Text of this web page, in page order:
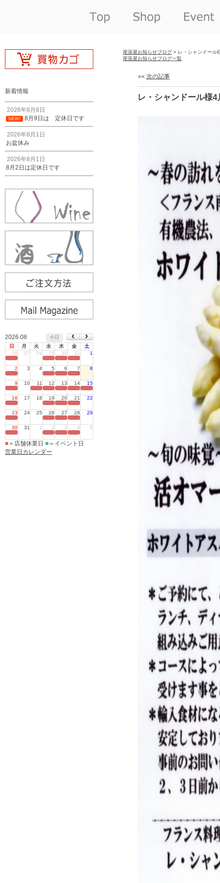
新着情報
2026年8月8日
NEW! 8月9日は 定休日です
2026年8月1日
お盆休み
2026年8月1日
8月2日は定休日です
2026.08
今日
日
月 火 水 木 金
土
26
27 28 29 30 31 1
2 3 4 5 6 7 8
9 10 11 12 13 14 15
16 17 18 19 20 21 22
23 24 25 26 27 28 29
30 31 1 2 3 4 5
■ ＝店舗休業日 ■ ＝イベント日
営業日カレンダー
尾張屋お知らせブログ > レ・シャンドール
尾張屋お知らせブログ一覧
«« 次の記事
レ・シャンドール様